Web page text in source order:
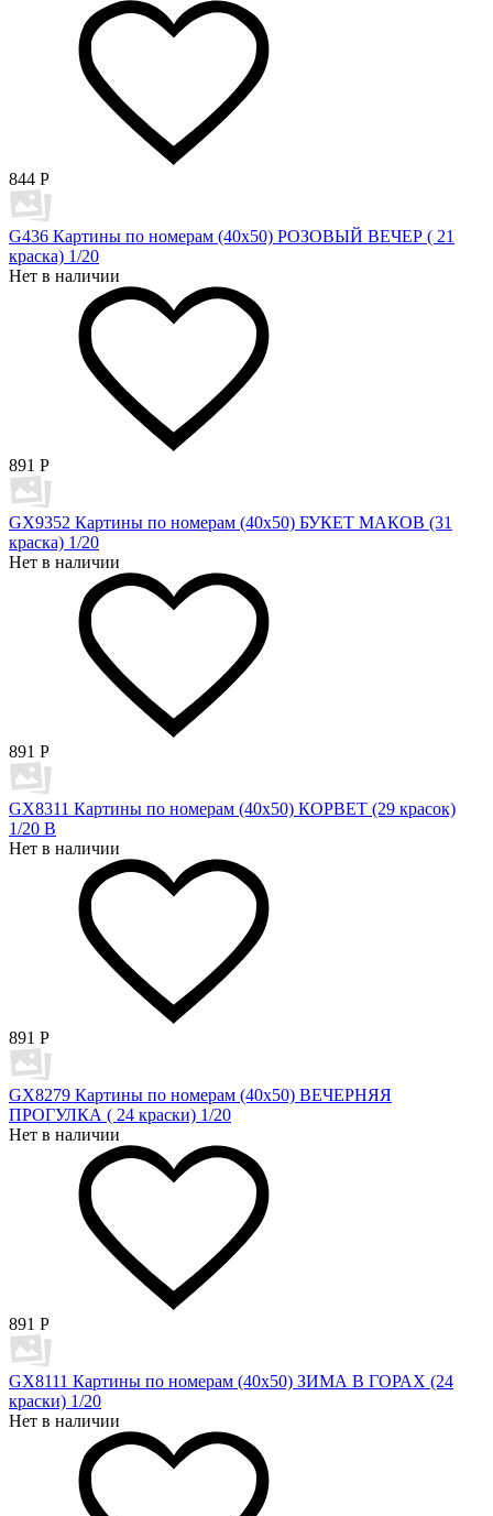
844 Р
G436 Картины по номерам (40х50) РОЗОВЫЙ ВЕЧЕР ( 21
краска) 1/20
Нет в наличии
891 Р
GX9352 Картины по номерам (40х50) БУКЕТ МАКОВ (31
краска) 1/20
Нет в наличии
891 Р
GX8311 Картины по номерам (40х50) КОРВЕТ (29 красок)
1/20 В
Нет в наличии
891 Р
GX8279 Картины по номерам (40х50) ВЕЧЕРНЯЯ
ПРОГУЛКА ( 24 краски) 1/20
Нет в наличии
891 Р
GX8111 Картины по номерам (40х50) ЗИМА В ГОРАХ (24
краски) 1/20
Нет в наличии